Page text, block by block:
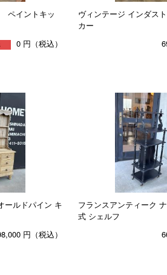
ペイントキッ
0 円（税込）
ヴィンテージ インダス
カー
ールドパイン キ
円（税込）
フランスアンティーク
式 シェルフ